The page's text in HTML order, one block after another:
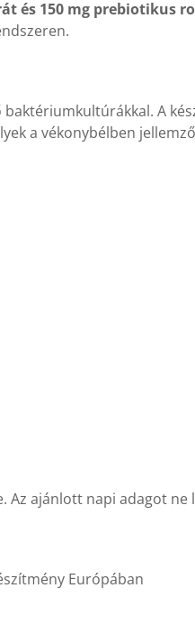
és 150 mg prebiotikus
A
a vékonybélben
Az ajánlott napi adagot ne
Európában